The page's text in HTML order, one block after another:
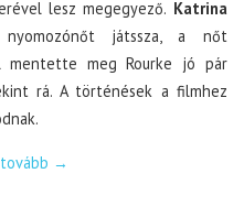
lesz megegyező. Katrina
játssza, a nőt
mentette meg Rourke jó pár
rá. A történések a filmhez
→